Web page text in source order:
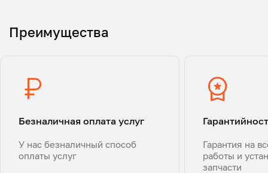
Преимущества
Безналичная оплата услуг
У нас безналичный способ
оплаты услуг
Гарантия на
работы и
запчасти